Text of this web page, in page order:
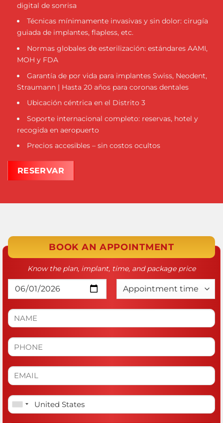
digital de sonrisa
Técnicas mínimamente invasivas y sin dolor: cirugía
guiada de implantes, flapless, etc.
Normas globales de esterilización: estándares AAMI,
MOH y FDA
Garantía de por vida para implantes Swiss, Neodent,
Straumann | Hasta 20 años para coronas dentales
Ubicación céntrica en el Distrito 3
Soporte internacional completo: reservas, hotel y
recogida en aeropuerto
Precios accesibles – sin costos ocultos
RESERVAR
BOOK AN APPOINTMENT
Know the plan, implant, time, and package price